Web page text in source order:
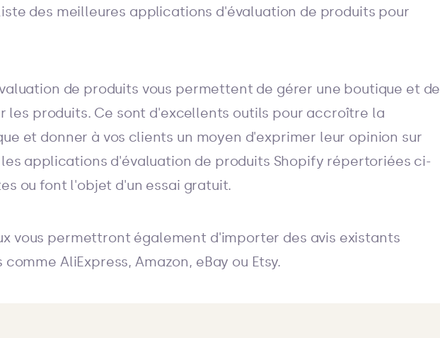
des meilleures applications d'évaluation de produits pour
de produits vous permettent de gérer une boutique et de
les produits. Ce sont d'excellents outils pour accroître la
et donner à vos clients un moyen d'exprimer leur opinion sur
les applications d'évaluation de produits Shopify répertoriées ci-
ou font l'objet d'un essai gratuit.
vous permettront également d'importer des avis existants
AliExpress, Amazon, eBay ou Etsy.